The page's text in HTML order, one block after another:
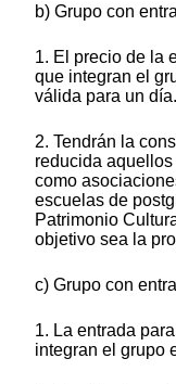
b) Grupo con
1. El precio de la
que integran el
válida para un día.
2. Tendrán la
reducida
como
escuelas de
Patrimonio
objetivo sea la
c) Grupo con
1. La entrada
integran el grupo